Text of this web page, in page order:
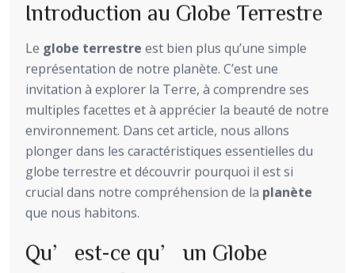
Introduction au Globe Terrestre
Le globe terrestre est bien plus qu’une simple
représentation de notre planète. C’est une
invitation à explorer la Terre, à comprendre ses
multiples facettes et à apprécier la beauté de notre
environnement. Dans cet article, nous allons
plonger dans les caractéristiques essentielles du
globe terrestre et découvrir pourquoi il est si
crucial dans notre compréhension de la planète
que nous habitons.
Qu’est-ce qu’un Globe